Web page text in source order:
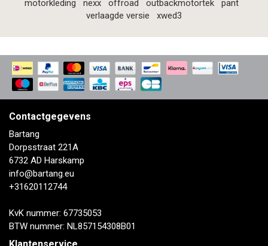
motorkleding
nexx offroad outbackmotortek
pant
verlaagde versie
xwed3
Contactgegevens
Bartang
Dorpsstraat 221A
6732 AD Harskamp
info@bartang.eu
+31620112744
KvK nummer: 67735053
BTW nummer: NL857154308B01